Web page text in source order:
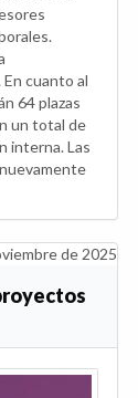
cuanto al
64 plazas
un total de
interna. Las
de 2025